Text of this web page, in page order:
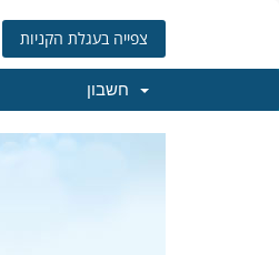
צפייה בעגלת הקניות